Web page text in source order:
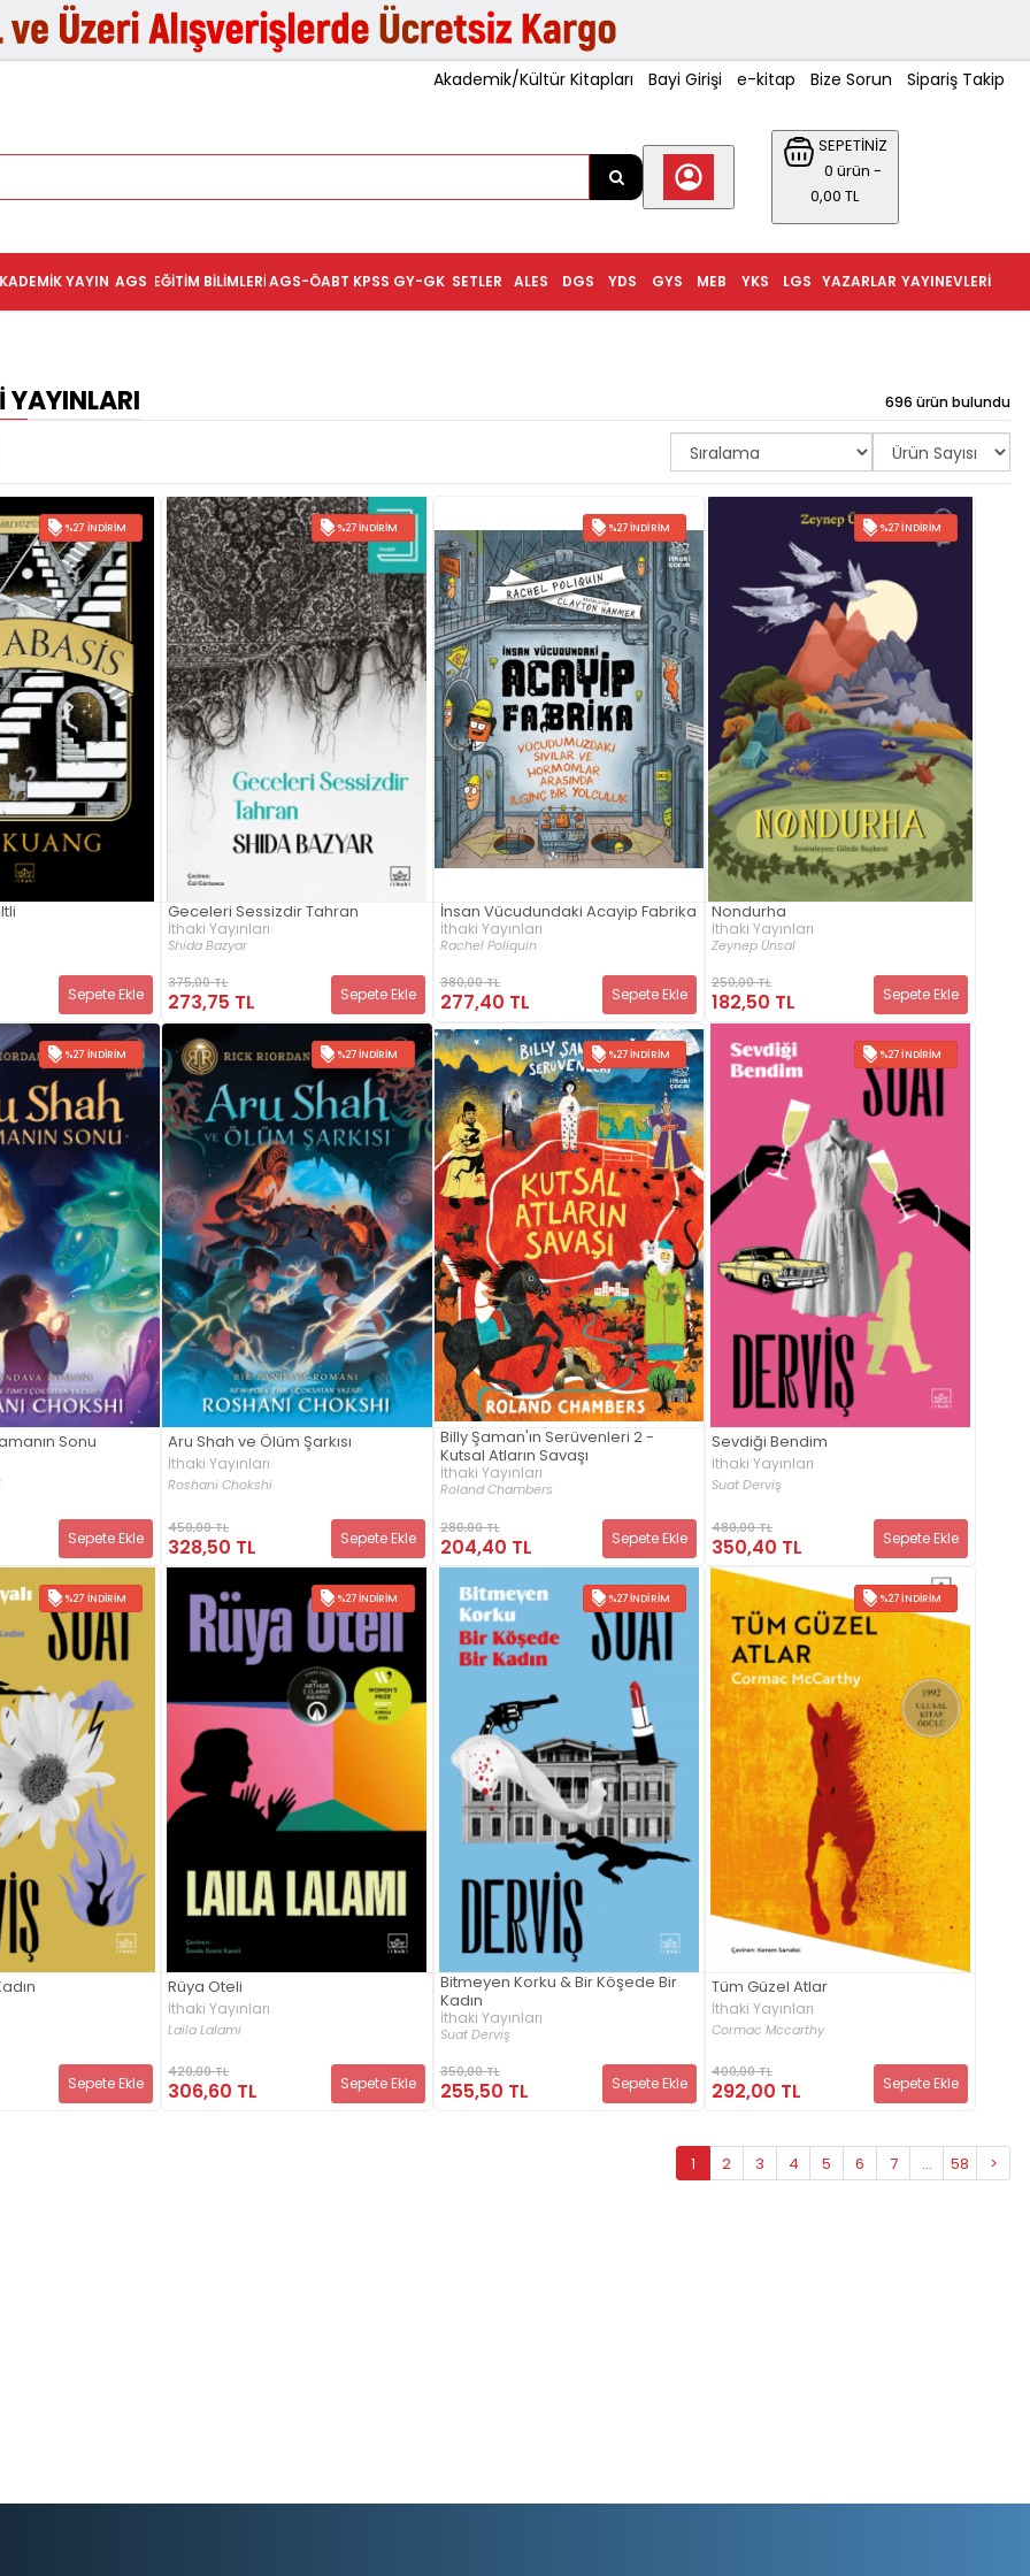
Akademik/Kültür Kitapları Bayi Girişi e-kitap Bize Sorun Sipariş Takip
SEPETİNİZ
0 ürün -
0,00 TL
YAYINEVLERI
YAZARLAR
LGS
YKS
MEB
GYS
YDS
DGS
ALES
SETLER
KPSS GY-GK
AGS-ÖABT
EĞITIM BILIMLERI
AGS
YAYIN
YAYINLARI 696 ürün bulundu
%27 İNDIRIM
Sepete Ekle
%27 İNDIRIM
Geceleri Sessizdir Tahran
İthaki Yayınları
Shida Bazyar
375,00 TL
273,75 TL Sepete Ekle
%27 İNDIRIM
İnsan Vücudundaki Acayip Fabrika
İthaki Yayınları
Rachel Poliquin
380,00 TL
277,40 TL Sepete Ekle
%27 İNDIRIM
Nondurha
İthaki Yayınları
Zeynep Ünsal
250,00 TL
182,50 TL Sepete Ekle
%27 İNDIRIM
Sonu
Sepete Ekle
%27 İNDIRIM
Aru Shah ve Ölüm Şarkısı
İthaki Yayınları
Roshani Chokshi
450,00 TL
328,50 TL Sepete Ekle
%27 İNDIRIM
Billy Şaman'ın Serüvenleri 2 -
Kutsal Atların Savaşı
İthaki Yayınları
Roland Chambers
280,00 TL
204,40 TL Sepete Ekle
%27 İNDIRIM
Sevdiği Bendim
İthaki Yayınları
Suat Derviş
480,00 TL
350,40 TL Sepete Ekle
%27 İNDIRIM
Sepete Ekle
%27 İNDIRIM
Rüya Oteli
İthaki Yayınları
Laila Lalami
420,00 TL
306,60 TL Sepete Ekle
%27 İNDIRIM
Bitmeyen Korku & Bir Köşede Bir
Kadın
İthaki Yayınları
Suat Derviş
350,00 TL
255,50 TL Sepete Ekle
%27 İNDIRIM
Tüm Güzel Atlar
İthaki Yayınları
Cormac Mccarthy
400,00 TL
292,00 TL Sepete Ekle
1 2 3 4 5 6 7 ... 58 >